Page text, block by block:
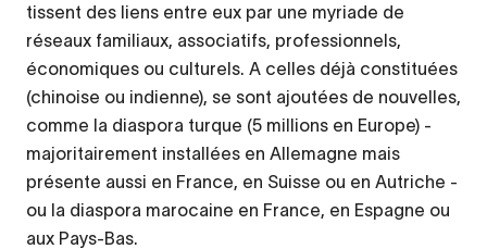
tissent des liens entre eux par une myriade de
réseaux familiaux, associatifs, professionnels,
économiques ou culturels. A celles déjà constituées
(chinoise ou indienne), se sont ajoutées de nouvelles,
comme la diaspora turque (5 millions en Europe) -
majoritairement installées en Allemagne mais
présente aussi en France, en Suisse ou en Autriche -
ou la diaspora marocaine en France, en Espagne ou
aux Pays-Bas.